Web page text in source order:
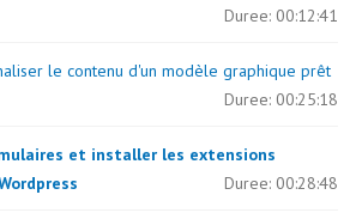
Duree: 00:12:41
le contenu d'un modèle graphique prêt
Duree: 00:25:18
et installer les extensions
Duree: 00:28:48